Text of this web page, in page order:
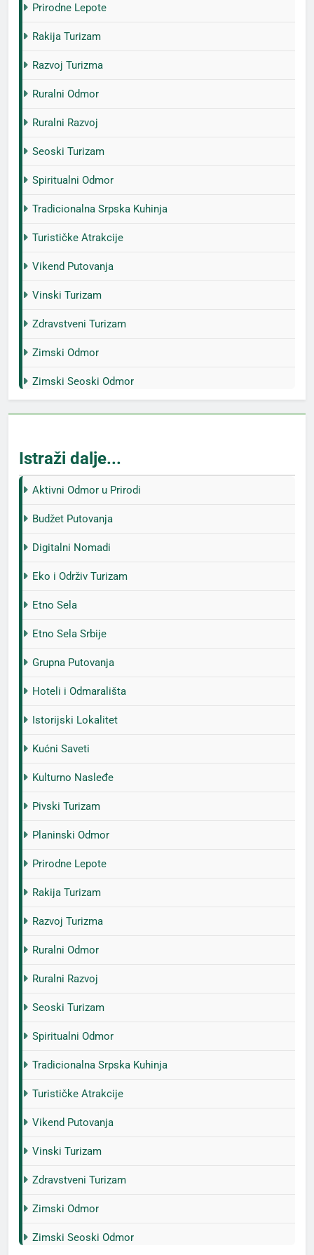
Prirodne Lepote
Rakija Turizam
Razvoj Turizma
Ruralni Odmor
Ruralni Razvoj
Seoski Turizam
Spiritualni Odmor
Tradicionalna Srpska Kuhinja
Turističke Atrakcije
Vikend Putovanja
Vinski Turizam
Zdravstveni Turizam
Zimski Odmor
Zimski Seoski Odmor
Istraži dalje...
Aktivni Odmor u Prirodi
Budžet Putovanja
Digitalni Nomadi
Eko i Održiv Turizam
Etno Sela
Etno Sela Srbije
Grupna Putovanja
Hoteli i Odmarališta
Istorijski Lokalitet
Kućni Saveti
Kulturno Nasleđe
Pivski Turizam
Planinski Odmor
Prirodne Lepote
Rakija Turizam
Razvoj Turizma
Ruralni Odmor
Ruralni Razvoj
Seoski Turizam
Spiritualni Odmor
Tradicionalna Srpska Kuhinja
Turističke Atrakcije
Vikend Putovanja
Vinski Turizam
Zdravstveni Turizam
Zimski Odmor
Zimski Seoski Odmor